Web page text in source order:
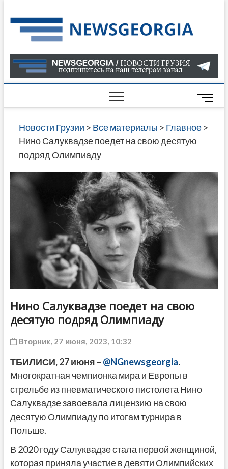
to
content
О
В
ГРУЗИИ
САЙТЕ
M
e
n
t
n
Новости Грузии > Все материалы > Главное>
Нино Салуквадзе поедет на свою десятую
подряд Олимпиаду
Нино Салуквадзе поедет на свою
десятую подряд Олимпиаду
Вторник, 27 июня, 2023, 10:32
ТБИЛИСИ, 27 июня – @NGnewsgeorgia.
Многократная чемпионка мира и Европы в
стрельбе из пневматического пистолета Нино
Салуквадзе завоевала лицензию на свою
десятую Олимпиаду по итогам турнира в
Польше.
В 2020 году Салуквадзе стала первой женщиной,
которая приняла участие в девяти Олимпийских